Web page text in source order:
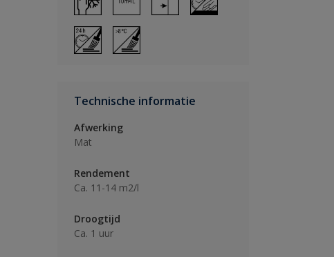
Technische informatie
Afwerking
Mat
Rendement
Ca. 11-14 m2/l
Droogtijd
Ca. 1 uur